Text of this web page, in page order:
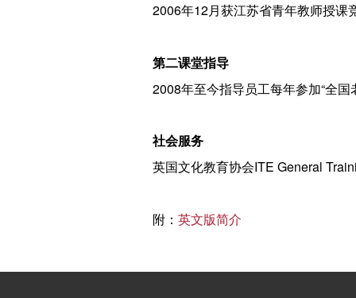
2006年12月获江苏省青年教师授课
第二课堂指导
2008年至今指导员工每年参加“全
社会服务
英国文化教育协会ITE General
附： 英文版简介